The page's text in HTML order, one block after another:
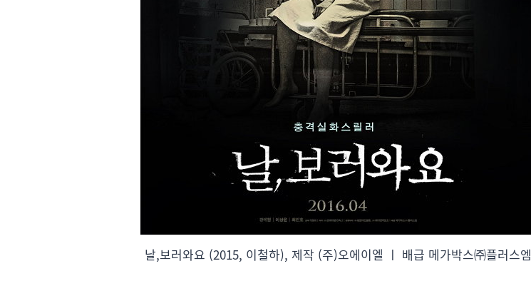
날,보러와요 (2015, 이철하), 제작 (주)오에이엘 ㅣ 배급 메가박스㈜플러스엠